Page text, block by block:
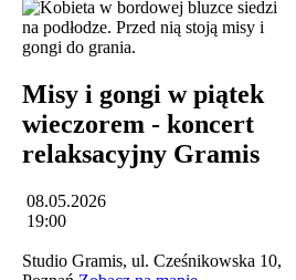
Misy i gongi w piątek
wieczorem - koncert
relaksacyjny Gramis
08.05.2026
19:00
Studio Gramis, ul. Cześnikowska 10,